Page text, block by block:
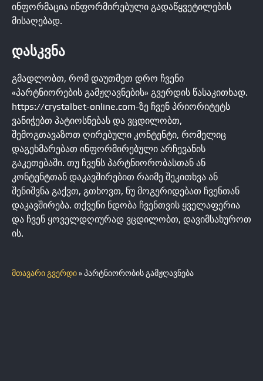
მთავარი გვერდი»პარტნიორობის გამჟღავნება
ინფორმაცია ინფორმირებული გადაწყვეტილების
მისაღებად.
ᲓᲐᲡᲙᲕᲜᲐ
გმადლობთ, რომ დაუთმეთ დრო ჩვენი
«პარტნიორების გამჟღავნების» გვერდის წასაკითხად.
https://crystalbet-online.com-ზე ჩვენ პრიორიტეტს
ვანიჭებთ პატიოსნებას და ვცდილობთ,
შემოგთავაზოთ ღირებული კონტენტი, რომელიც
დაგეხმარებათ ინფორმირებული არჩევანის
გაკეთებაში. თუ ჩვენს პარტნიორობასთან ან
კონტენტთან დაკავშირებით რაიმე შეკითხვა ან
შენიშვნა გაქვთ, გთხოვთ, ნუ მოგერიდებათ ჩვენთან
დაკავშირება. თქვენი ნდობა ჩვენთვის ყველაფერია
და ჩვენ ყოველდღიურად ვცდილობთ, დავიმსახუროთ
ის.